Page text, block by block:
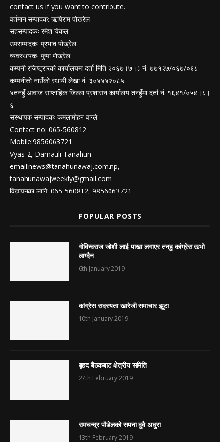
contact us if you want to contribute.
वर्तमान सम्पादक: ऋषिराम पोख्रेल
सहसम्पादकः रमेश विकल
उपसम्पादकः प्रभात पोख्रेल
व्यवस्थापकः पुष्पा पोख्रेल
कम्पनी रजिष्ट्रारको कार्यालयमा दर्ता मिति २०६७।७।८ नं. ७७१२७/०६७/०६८
कम्पनीको नाउँको स्थायी लेखा नं. ३०४४४२०८५
४तनहुँ आवाज साप्ताहिक जिल्ला प्रशासन कार्यालय तनहुँमा दर्ता नं. १६४१/०५४।८।
६
सस्थापक सम्पादकः कमलामोहन वाग्ले
Contact no: 065-560812
Mobile:9856063721
Vyas-2, Damauli Tanahun
email:news@tanahunawaj.com.np,
tanahunawajweekly@gmail.com
विज्ञापनका लागि: 065-560812, 9856063721
POPULAR POSTS
गोविन्दराज जोशी लाई पाखा लगाएर तनहु कांग्रेस ऊभो
लाग्दैन
6th January 2019
कांग्रेस सदस्यता खारेजी समाचार झूटा
10th January 2019
बृहद बैठकबाट क्षेत्रीय समिति
27th February 2019
रामचन्द्र पौडेलको सपना दुवै अधुरा
13th February 2019